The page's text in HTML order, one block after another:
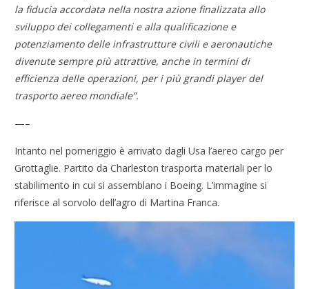
la fiducia accordata nella nostra azione finalizzata allo
sviluppo dei collegamenti e alla qualificazione e
potenziamento delle infrastrutture civili e aeronautiche
divenute sempre più attrattive, anche in termini di
efficienza delle operazioni, per i più grandi player del
trasporto aereo mondiale”.
—–
Intanto nel pomeriggio è arrivato dagli Usa l’aereo cargo per
Grottaglie. Partito da Charleston trasporta materiali per lo
stabilimento in cui si assemblano i Boeing. L’immagine si
riferisce al sorvolo dell’agro di Martina Franca.